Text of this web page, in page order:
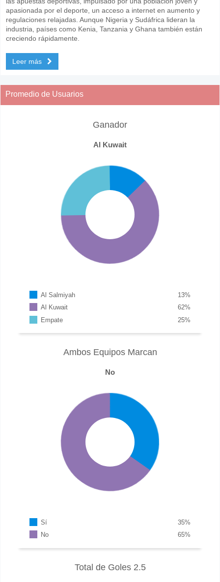
apasionada por el deporte, un acceso a internet en aumento y
regulaciones relajadas. Aunque Nigeria y Sudáfrica lideran la
industria, países como Kenia, Tanzania y Ghana también están
creciendo rápidamente.
Leer más
Promedio de Usuarios
Ganador
Al Kuwait
Al Salmiyah %
13
Al Kuwait
%
62
Empate
%
25
Ambos Equipos Marcan
No
Sí %
35
No
%
65
Total de Goles 2.5